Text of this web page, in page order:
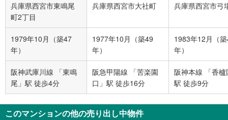
兵庫県西宮市東鳴尾
町2丁目
兵庫県西宮市大社町 兵庫県西宮市弓
1979年10月（築47
年）
1977年10月（築49
年）
1983年12月（
年）
阪神武庫川線 「東鳴
尾」駅 徒歩4分
阪急甲陽線 「苦楽園
口」駅 徒歩16分
阪神本線 「香櫨
駅 徒歩9分
このマンションの他の売り出し中物件